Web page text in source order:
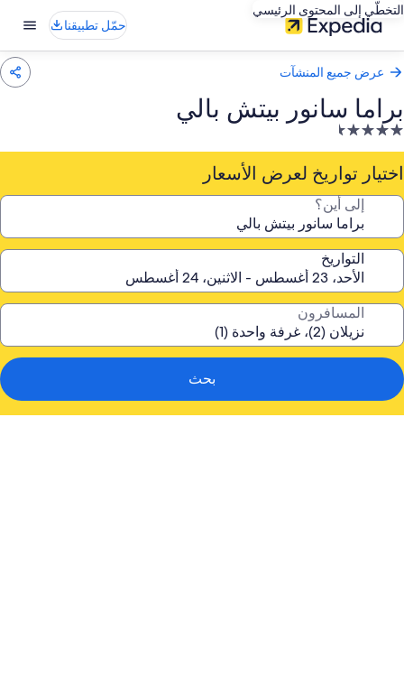
التخطّي إلى المحتوى الرئيسي
حمّل تطبيقنا
عرض جميع المنشآت
براما سانور بيتش بالي
منشأة
فندقية
مصنفة
4.5
اختيار تواريخ لعرض الأسعار
إلى أين؟
التواريخ
المسافرون
بحث